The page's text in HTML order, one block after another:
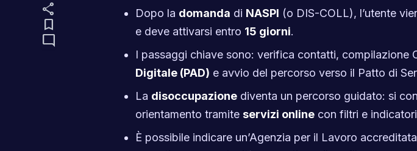
share
bookmark
mode_comment
Dopo la domanda di NASPI (o DIS-COLL), l’utente
e deve attivarsi entro 15 giorni.
I passaggi chiave sono: verifica contatti, compilazione
Digitale (PAD) e avvio del percorso verso il Patto di
La disoccupazione diventa un percorso guidato: si
orientamento tramite servizi online con filtri e
È possibile indicare un’Agenzia per il Lavoro